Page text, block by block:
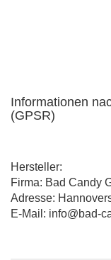
Informationen
(GPSR)
Hersteller:
Firma: Bad Candy
Adresse:
E-Mail: info@bad-